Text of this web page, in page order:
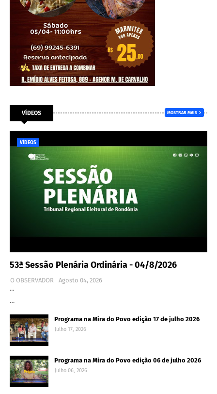
VÍDEOS MOSTRAR MAIS
VÍDEOS
53ª Sessão Plenária Ordinária - 04/8/2026
O OBSERVADOR
Agosto 04, 2026
…
…
Programa na Mira do Povo edição 17 de julho 2026
Julho 17, 2026
Programa na Mira do Povo edição 06 de julho 2026
Julho 06, 2026